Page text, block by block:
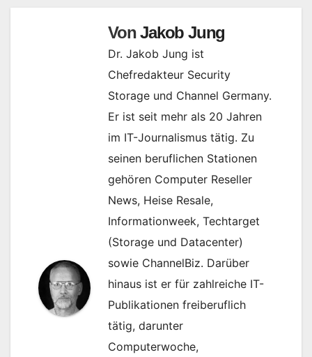
VonJakob Jung
Dr. Jakob Jung ist
Chefredakteur Security
Storage und Channel Germany.
Er ist seit mehr als 20 Jahren
im IT-Journalismus tätig. Zu
seinen beruflichen Stationen
gehören Computer Reseller
News, Heise Resale,
Informationweek, Techtarget
(Storage und Datacenter)
sowie ChannelBiz. Darüber
hinaus ist er für zahlreiche IT-
Publikationen freiberuflich
tätig, darunter
Computerwoche,